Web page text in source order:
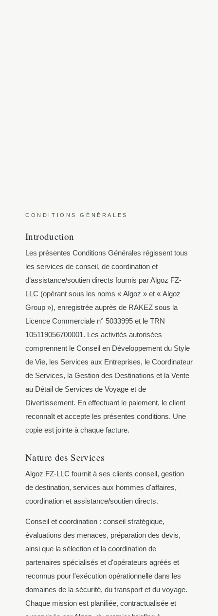
CONDITIONS GÉNÉRALES
Introduction
Les présentes Conditions Générales régissent tous
les services de conseil, de coordination et
d’assistance/soutien directs fournis par Algoz FZ-
LLC (opérant sous les noms « Algoz » et « Algoz
Group »), enregistrée auprès de RAKEZ sous la
Licence Commerciale n° 5033995 et le TRN
105119056700001. Les activités autorisées
comprennent le Conseil en Développement du Style
de Vie, les Services aux Entreprises, le Coordinateur
de Services, la Gestion des Destinations et la Vente
au Détail de Services de Voyage et de
Divertissement. En effectuant le paiement, le client
reconnaît et accepte les présentes conditions. Une
copie est jointe à chaque facture.
Nature des Services
Algoz FZ-LLC fournit à ses clients conseil, gestion
de destination, services aux hommes d'affaires,
coordination et assistance/soutien directs.
Conseil et coordination : conseil stratégique,
évaluations des menaces, préparation des devis,
ainsi que la sélection et la coordination de
partenaires spécialisés et d'opérateurs agréés et
reconnus pour l'exécution opérationnelle dans les
domaines de la sécurité, du transport et du voyage.
Chaque mission est planifiée, contractualisée et